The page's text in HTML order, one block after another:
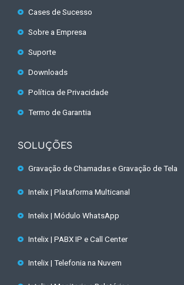
Cases de Sucesso
Sobre a Empresa
Suporte
Downloads
Política de Privacidade
Termo de Garantia
SOLUÇÕES
Gravação de Chamadas e Gravação de Tela
Intelix | Plataforma Multicanal
Intelix | Módulo WhatsApp
Intelix | PABX IP e Call Center
Intelix | Telefonia na Nuvem